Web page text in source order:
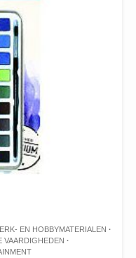
EN HOBBYMATERIALEN
VAARDIGHEDEN